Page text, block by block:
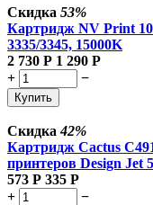
Скидка 53%
Картридж NV Print
3335/3345, 15000K
2 730 Р 1 290 Р
+
−
Купить
Скидка42%
Картридж Cactus
принтеров Design Jet
573 Р 335 Р
+
−